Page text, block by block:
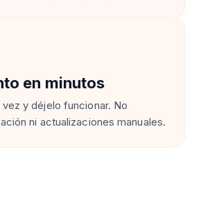
en minutos
y déjelo funcionar. No
ni actualizaciones manuales.